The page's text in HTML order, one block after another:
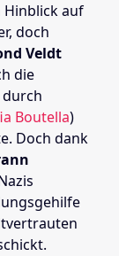
Hinblick auf
doch
Veldt
die
Boutella)
Doch dank